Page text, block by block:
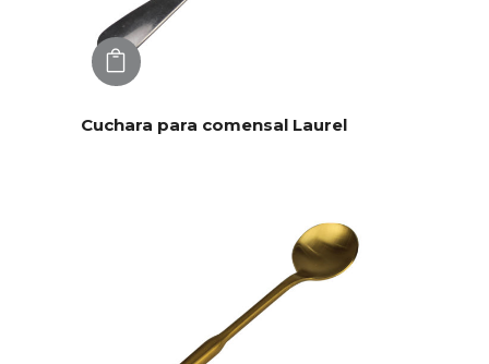
Cuchara para comensal Laurel